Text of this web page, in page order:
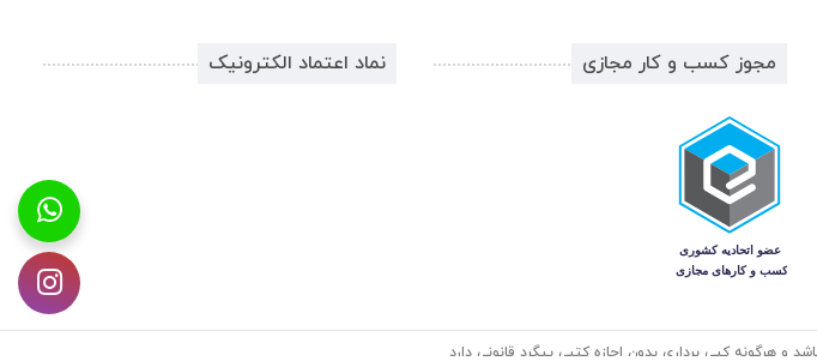
مجوز کسب و کار مجازی نماد اعتماد الکترونیک
و هرگونه کپی برداری بدون اجازه کتبی پیگرد قانونی دارد